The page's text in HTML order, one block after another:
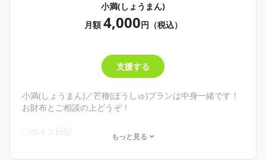
└月の始め頃に手描きのカレンダーを配布するよ！好きに使
🌾こんな人にオススメ！🌾
・わし、カミノウカノミコを詳しく知りたい！
わしの文章で日記、ブログみたいなものが読めるよ！
とりあえずどんなことしてるのかな、見てみようかな👀っ
500円の雨水プランも、1,000円の穀雨プランも内容は同じ
です。お財布と相談して無理なく推してくれ！
小満(しょうまん)
月額 4,000円（税込）
支援する
小満(しょうまん)／芒種(ぼうしゅ)プランは中身一緒です！
お財布とご相談の上どうぞ！
〇ボイス日記
└不定期更新。文字日記のボイス版！
もっと見る